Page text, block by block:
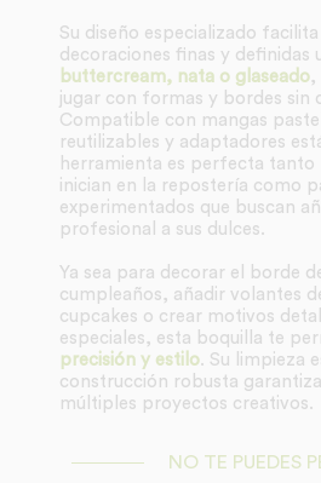
Su diseño especializado
decoraciones finas y definidas
buttercream, nata o glaseado,
jugar con formas y bordes sin
Compatible con mangas
reutilizables y adaptadores
herramienta es perfecta tanto
inician en la repostería como
experimentados que buscan
profesional a sus dulces.
Ya sea para decorar el borde
cumpleaños, añadir volantes
cupcakes o crear motivos
especiales, esta boquilla te
precisión y estilo. Su limpieza
construcción robusta
múltiples proyectos creativos.
NO TE PUEDES